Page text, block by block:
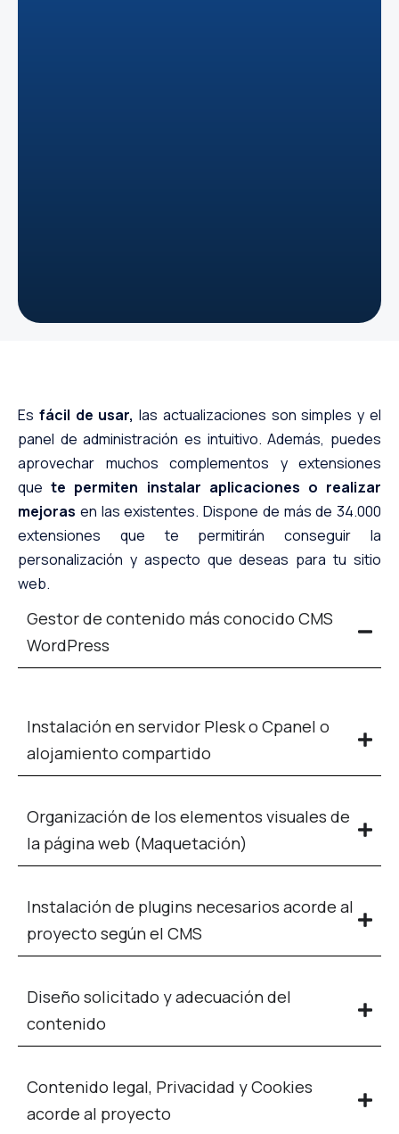
Es fácil de usar, las actualizaciones son simples y el
panel de administración es intuitivo. Además, puedes
aprovechar muchos complementos y extensiones
que te permiten instalar aplicaciones o realizar
mejoras en las existentes. Dispone de más de 34.000
extensiones que te permitirán conseguir la
personalización y aspecto que deseas para tu sitio
web.
Gestor de contenido más conocido CMS
WordPress
Instalación en servidor Plesk o Cpanel o
alojamiento compartido
Organización de los elementos visuales de
la página web (Maquetación)
Instalación de plugins necesarios acorde al
proyecto según el CMS
Diseño solicitado y adecuación del
contenido
Contenido legal, Privacidad y Cookies
acorde al proyecto